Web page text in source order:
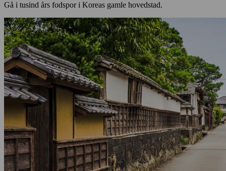
Gå i tusind års fodspor i Koreas gamle hovedstad.